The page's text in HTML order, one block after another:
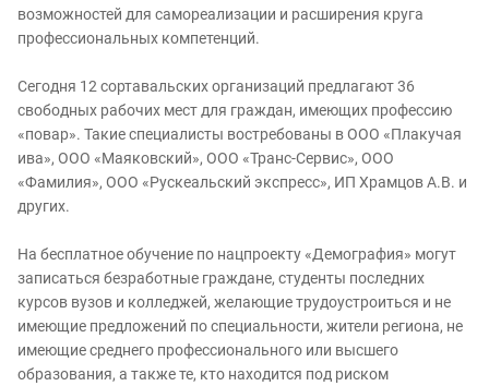
возможностей для самореализации и расширения круга
профессиональных компетенций.
Сегодня 12 сортавальских организаций предлагают 36
свободных рабочих мест для граждан, имеющих профессию
«повар». Такие специалисты востребованы в ООО «Плакучая
ива», ООО «Маяковский», ООО «Транс-Сервис», ООО
«Фамилия», ООО «Рускеальский экспресс», ИП Храмцов А.В. и
других.
На бесплатное обучение по нацпроекту «Демография» могут
записаться безработные граждане, студенты последних
курсов вузов и колледжей, желающие трудоустроиться и не
имеющие предложений по специальности, жители региона, не
имеющие среднего профессионального или высшего
образования, а также те, кто находится под риском